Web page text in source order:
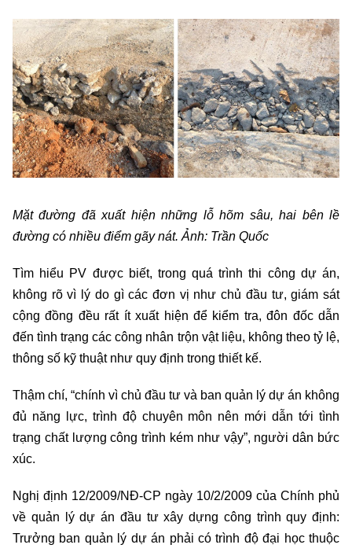
Mặt đường đã xuất hiện những lỗ hõm sâu, hai bên lề
đường có nhiều điểm gãy nát. Ảnh: Trần Quốc
Tìm hiểu PV được biết, trong quá trình thi công dự án,
không rõ vì lý do gì các đơn vị như chủ đầu tư, giám sát
cộng đồng đều rất ít xuất hiện để kiểm tra, đôn đốc dẫn
đến tình trạng các công nhân trộn vật liệu, không theo tỷ lệ,
thông số kỹ thuật như quy định trong thiết kế.
Thậm chí, “chính vì chủ đầu tư và ban quản lý dự án không
đủ năng lực, trình độ chuyên môn nên mới dẫn tới tình
trạng chất lượng công trình kém như vậy”, người dân bức
xúc.
Nghị định 12/2009/NĐ-CP ngày 10/2/2009 của Chính phủ
về quản lý dự án đầu tư xây dựng công trình quy định:
Trưởng ban quản lý dự án phải có trình độ đại học thuộc